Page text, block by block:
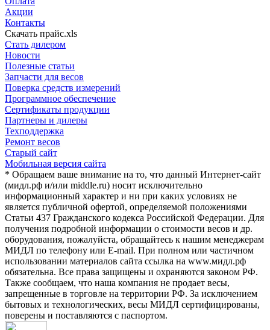
Акции
Контакты
Скачать прайс.xls
Стать дилером
Новости
Полезные статьи
Запчасти для весов
Поверка средств измерений
Программное обеспечение
Сертификаты продукции
Партнеры и дилеры
Техподдержка
Ремонт весов
Старый сайт
Мобильная версия сайта
* Обращаем ваше внимание на то, что данный Интернет-сайт
(мидл.рф и/или middle.ru) носит исключительно
информационный характер и ни при каких условиях не
является публичной офертой, определяемой положениями
Статьи 437 Гражданского кодекса Российской Федерации. Для
получения подробной информации о стоимости весов и др.
оборудования, пожалуйста, обращайтесь к нашим менеджерам
МИДЛ по телефону или E-mail. При полном или частичном
использовании материалов сайта ссылка на www.мидл.рф
обязательна. Все права защищены и охраняются законом РФ.
Также сообщаем, что наша компания не продает весы,
запрещенные в торговле на территории РФ. За исключением
бытовых и технологических, весы МИДЛ сертифицированы,
поверены и поставляются с паспортом.